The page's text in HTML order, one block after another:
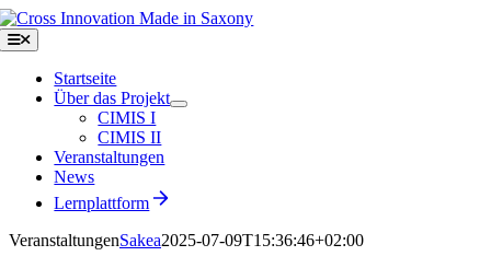
Zum
Inhalt
springen
Toggle
Navigation
Startseite
Über das Projekt
CIMIS I
CIMIS II
Veranstaltungen
News
Lernplattform
VeranstaltungenSakea2025-07-09T15:36:46+02:00